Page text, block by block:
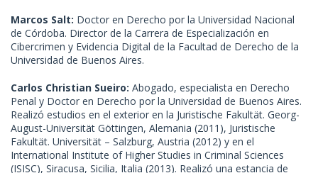
Marcos Salt: Doctor en Derecho por la Universidad Nacional
de Córdoba. Director de la Carrera de Especialización en
Cibercrimen y Evidencia Digital de la Facultad de Derecho de la
Universidad de Buenos Aires.
Carlos Christian Sueiro: Abogado, especialista en Derecho
Penal y Doctor en Derecho por la Universidad de Buenos Aires.
Realizó estudios en el exterior en la Juristische Fakultät. Georg-
August-Universität Göttingen, Alemania (2011), Juristische
Fakultät. Universität – Salzburg, Austria (2012) y en el
International Institute of Higher Studies in Criminal Sciences
(ISISC), Siracusa, Sicilia, Italia (2013). Realizó una estancia de